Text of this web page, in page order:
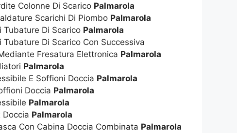
Colonne Di Scarico Palmarola
Scarichi Di Piombo Palmarola
Tubature Di Scarico Palmarola
Tubature Di Scarico Con Successiva
Fresatura Elettronica Palmarola
Palmarola
E Soffioni Doccia Palmarola
Doccia Palmarola
Palmarola
Doccia Palmarola
Con Cabina Doccia Combinata Palmarola